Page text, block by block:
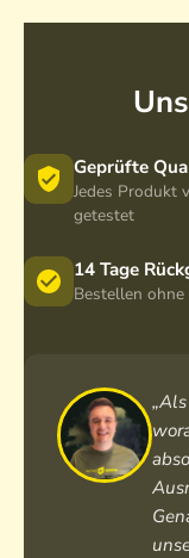
Geprüfte
Jedes Produkt
getestet
14 Tage
Bestellen ohne